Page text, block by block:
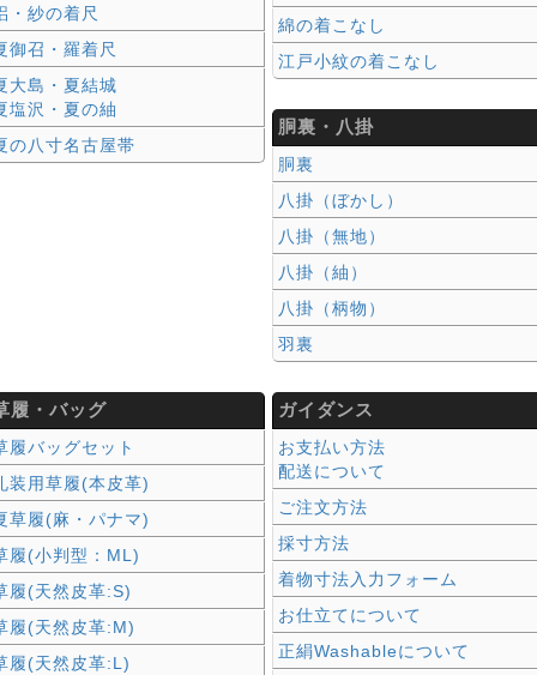
・紗の着尺
御召・羅着尺
大島・夏結城
塩沢・夏の紬
の八寸名古屋帯
綿の着こなし
江戸小紋の着こなし
胴裏・八掛
胴裏
八掛（ぼかし）
八掛（無地）
八掛（紬）
八掛（柄物）
羽裏
履・バッグ
履バッグセット
装用草履(本皮革)
草履(麻・パナマ)
履(小判型：ML)
履(天然皮革:S)
履(天然皮革:M)
履(天然皮革:L)
ガイダンス
お支払い方法
配送について
ご注文方法
採寸方法
着物寸法入力フォーム
お仕立てについて
正絹Washableについて